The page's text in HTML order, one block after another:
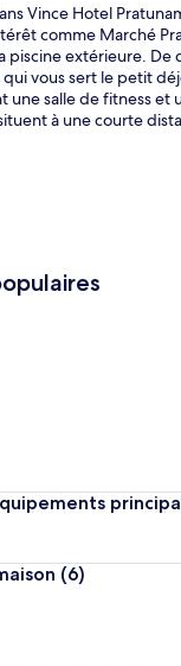
Vince Hotel
comme Marché
piscine extérieure.
vous sert le petit
salle de fitness et
à une courte
(6)